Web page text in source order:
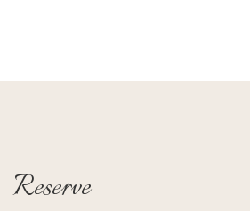
Reserve